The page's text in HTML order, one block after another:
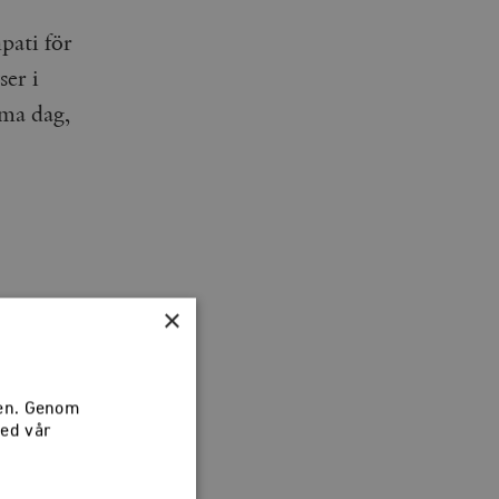
för
i
dag,
×
Genom
vår